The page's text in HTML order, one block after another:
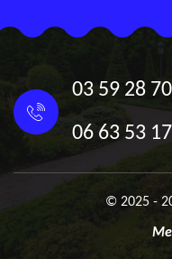
03 59 28
06 63 53
© 2025 -